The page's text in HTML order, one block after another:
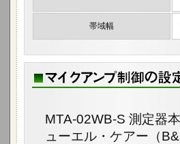
帯域幅
MTA-02WB-S 測定器
ューエル・ケアー（